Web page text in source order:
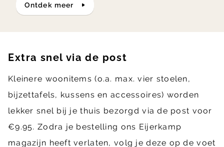
ontdek meer
Extra snel via de post
Kleinere woonitems (o.a. max. vier stoelen,
bijzettafels, kussens en accessoires) worden
lekker snel bij je thuis bezorgd via de post voor
€9.95. Zodra je bestelling ons Eijerkamp
magazijn heeft verlaten, volg je deze op de voet